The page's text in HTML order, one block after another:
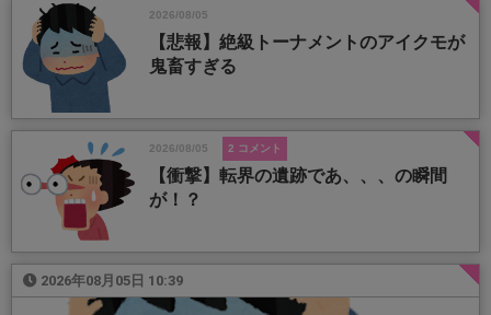
2026/08/05
【悲報】絶級トーナメントのアイクモが
鬼畜すぎる
2026/08/05 2 コメント
【衝撃】転界の遺跡であ、、、の瞬間
が！？
2026年08月05日 10:39